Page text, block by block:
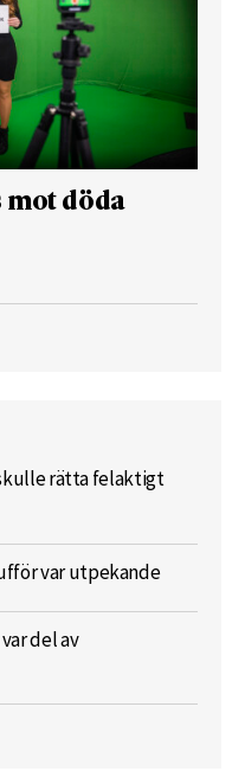
mot döda
rätta felaktigt
var utpekande
del av